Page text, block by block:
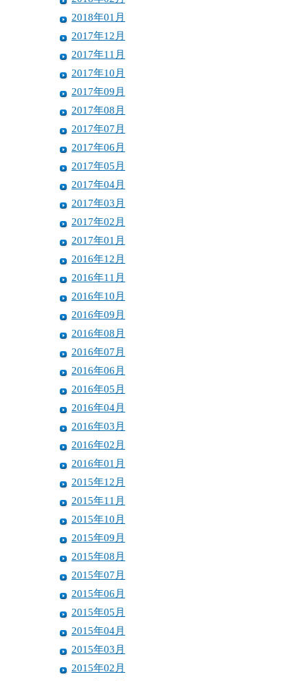
2018年01月
2017年12月
2017年11月
2017年10月
2017年09月
2017年08月
2017年07月
2017年06月
2017年05月
2017年04月
2017年03月
2017年02月
2017年01月
2016年12月
2016年11月
2016年10月
2016年09月
2016年08月
2016年07月
2016年06月
2016年05月
2016年04月
2016年03月
2016年02月
2016年01月
2015年12月
2015年11月
2015年10月
2015年09月
2015年08月
2015年07月
2015年06月
2015年05月
2015年04月
2015年03月
2015年02月